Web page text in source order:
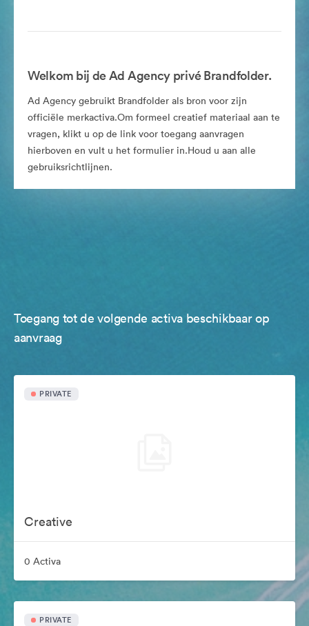
Welkom bij de Ad Agency privé Brandfolder.
Ad Agency gebruikt Brandfolder als bron voor zijn
officiële merkactiva.Om formeel creatief materiaal aan te
vragen, klikt u op de link voor toegang aanvragen
hierboven en vult u het formulier in.Houd u aan alle
gebruiksrichtlijnen.
Toegang tot de volgende activa beschikbaar op
aanvraag
PRIVATE
Creative
0 Activa
PRIVATE